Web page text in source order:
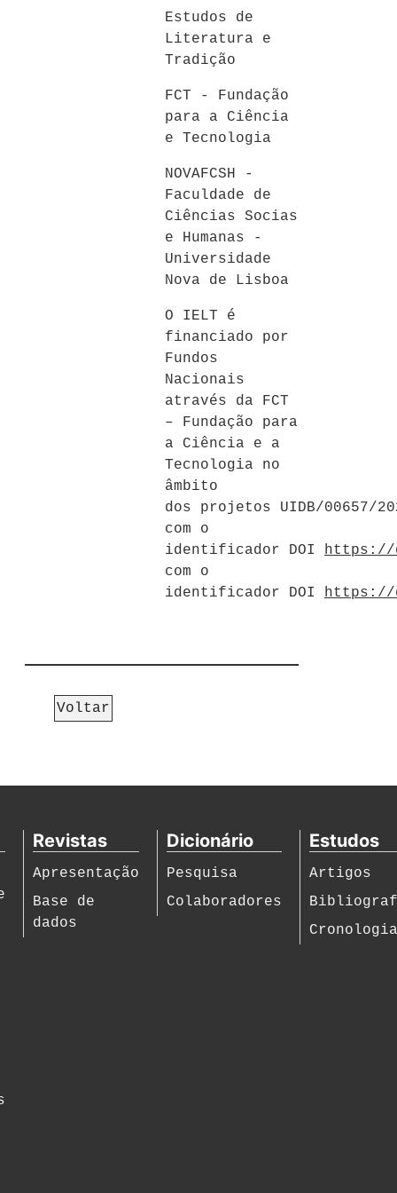
Estudos de
Literatura e
Tradição
FCT - Fundação
para a Ciência
e Tecnologia
NOVAFCSH -
Faculdade de
Ciências Socias
e Humanas -
Universidade
Nova de Lisboa
O IELT é
financiado por
Fundos
Nacionais
através da FCT
– Fundação para
a Ciência e a
Tecnologia no
âmbito
dos projetos UIDB/00657/
com o
identificador DOI https://
com o
identificador DOI https://
Voltar
Revistas
Apresentação
Base de
dados
Dicionário
Pesquisa
Colaboradores
Estudos
Artigos